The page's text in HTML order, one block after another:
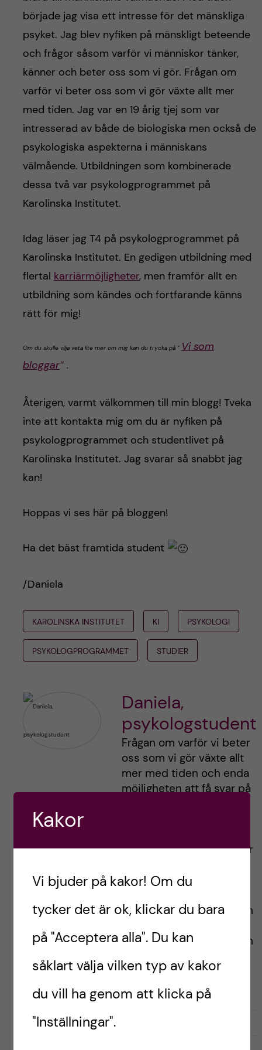
började jag visa ett intresse för det mänskliga
psyket. Jag blev nyfiken på mänskligt beteende
och frågor såsom varför vi människor tänker,
känner och beter oss som vi gör. Frågan om
varför vi beter oss som vi gör växte allt mer
med tiden. Jag var en 19 årig tjej som var
intresserad av både de biologiska men också de
psykologiska aspekterna i människans
välmående. Utbildningen som kombinerade
dessa två var psykologprogrammet på
Karolinska Institutet.
Idag läser jag T4 på psykologprogrammet på
Karolinska Institutet. En gedigen utbildning med
flertal karriärmöjligheter, men framför allt en
utbildning som kändes och fortfarande känns
rätt för mig!
Om du skulle vilja veta lite mer om mig kan du trycka på ” Vi som
bloggar” .
Återigen, varmt välkommen till min blogg! Tveka
inte att kontakta mig om du är nyfiken på
psykologprogrammet och studentlivet på
Karolinska Institutet. Jag svarar så snabbt jag
kan!
Hoppas vi ses här på bloggen!
Ha det bäst framtida student
/Daniela
KAROLINSKA INSTITUTET KI PSYKOLOGI
PSYKOLOGPROGRAMMET STUDIER
Daniela,
psykologstudent
Frågan om varför vi beter
oss som vi gör växte allt
mer med tiden och enda
möjligheten att få svar på
mitt bästa att inspirera er
aldrig ge upp era
kommer jag bidra med en
psykologprogrammet och
0
G Gilla3g
Kakor
Vi bjuder på kakor! Om du
tycker det är ok, klickar du bara
på "Acceptera alla". Du kan
såklart välja vilken typ av kakor
du vill ha genom att klicka på
"Inställningar".